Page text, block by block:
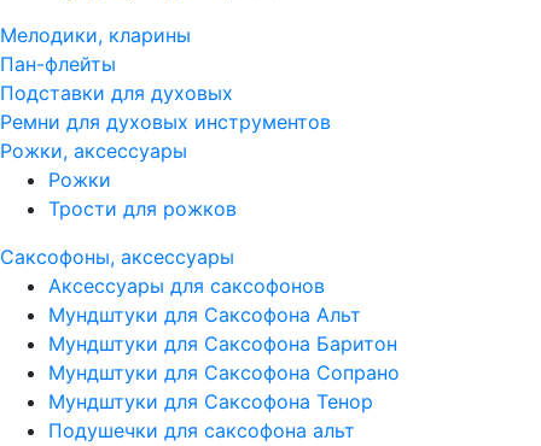
Мелодики, кларины
Пан-флейты
Подставки для духовых
Ремни для духовых инструментов
Рожки, аксессуары
Рожки
Трости для рожков
Саксофоны, аксессуары
Аксессуары для саксофонов
Мундштуки для Саксофона Альт
Мундштуки для Саксофона Баритон
Мундштуки для Саксофона Сопрано
Мундштуки для Саксофона Тенор
Подушечки для саксофона альт